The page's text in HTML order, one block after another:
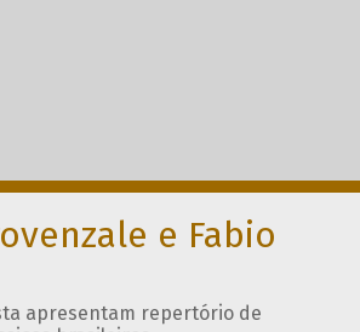
e Fabio
apresentam repertório de